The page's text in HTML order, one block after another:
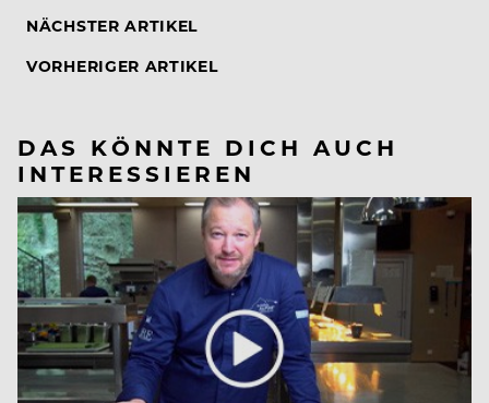
NÄCHSTER ARTIKEL
VORHERIGER ARTIKEL
DAS KÖNNTE DICH AUCH
INTERESSIEREN